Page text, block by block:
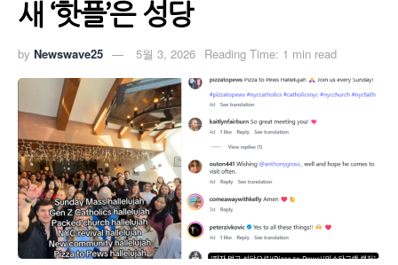
새 ‘핫플’은 성당
by Newswave25 5월 3, 2026 Reading Time: 1 min read